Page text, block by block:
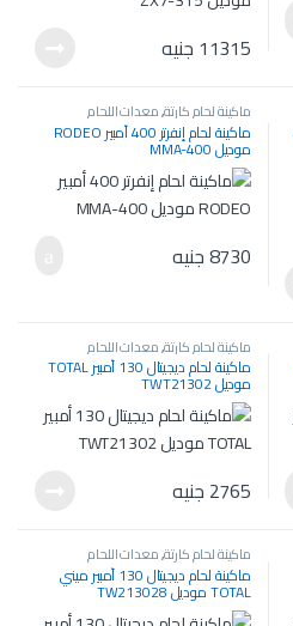
11315 جنيه
ماكينة لحام كارتة,معدات اللحام
والسمكرة ماكينة لحام إنفرتر 400 أمبير RODEO
موديل MMA-400
8730جنيه
ماكينة لحام كارتة,معدات اللحام
والسمكرة ماكينة لحام ديجيتال 130 أمبير TOTAL
موديل TWT21302
2765 جنيه
ماكينة لحام كارتة,معدات اللحام
والسمكرة ماكينة لحام ديجيتال 130 أمبير ميني
TOTAL موديل TW213028